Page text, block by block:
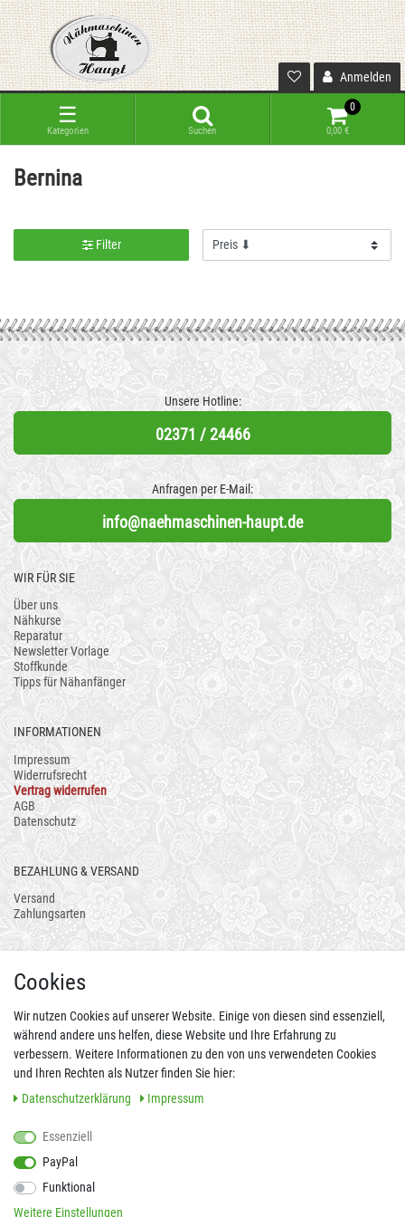
Anmelden
☰
Kategorien Suchen
0
0,00 €
Bernina
Filter
Unsere Hotline:
02371 / 24466
Anfragen per E-Mail:
info@naehmaschinen-haupt.de
WIR FÜR SIE
Über uns
Nähkurse
Reparatur
Newsletter Vorlage
Stoffkunde
Tipps für Nähanfänger
INFORMATIONEN
Impressum
Widerrufsrecht
Vertrag widerrufen
AGB
Datenschutz
BEZAHLUNG & VERSAND
Versand
Zahlungsarten
FOLGEN SIE UNS AUCH AUF
Cookies
Wir nutzen Cookies auf unserer Website. Einige von diesen sind essenziell,
während andere uns helfen, diese Website und Ihre Erfahrung zu
verbessern. Weitere Informationen zu den von uns verwendeten Cookies
und Ihren Rechten als Nutzer finden Sie hier:
Daten­schutz­erklärung
Impressum
Essenziell
PayPal
Funktional
Weitere Einstellungen